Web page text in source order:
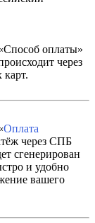
оплаты»
через
Оплата
через СПБ
сгенерирован
и удобно
вашего